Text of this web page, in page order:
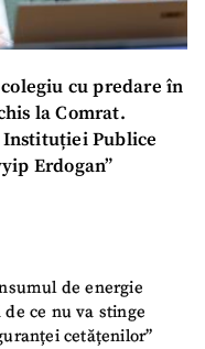
cu predare în
la Comrat.
Publice
Erdogan”
de energie
ce nu va stinge
cetățenilor”